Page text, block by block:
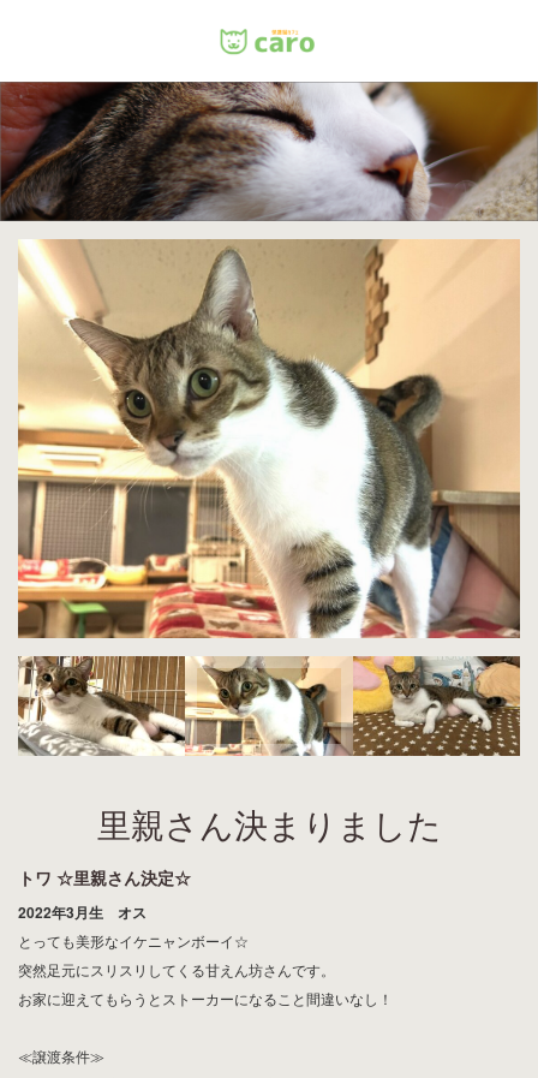
里親さん決まりました
トワ ☆里親さん決定☆
2022年3月生 オス
とっても美形なイケニャンボーイ☆
突然足元にスリスリしてくる甘えん坊さんです。
お家に迎えてもらうとストーカーになること間違いなし！
≪譲渡条件≫
Menu
ホーム
料金
里親について
店舗情報
お問い合わせ